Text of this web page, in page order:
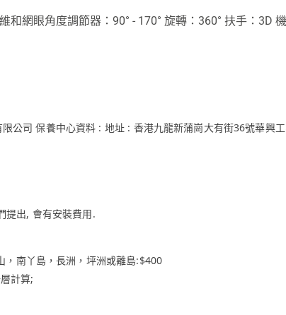
網眼角度調節器：90° - 170° 旋轉：360° 扶手：3D
公司 保養中心資料 : 地址 : 香港九龍新蒲崗大有街36號華興
提出, 會有安裝費用.
南丫島，長洲，坪洲或離島:$400
計算;